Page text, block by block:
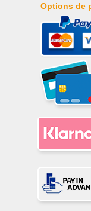
Options de